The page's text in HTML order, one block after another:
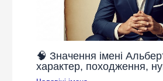
🧠 Значення імені
характер, походження,